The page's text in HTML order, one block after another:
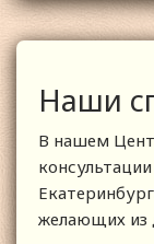
Наши
В нашем
желающих из